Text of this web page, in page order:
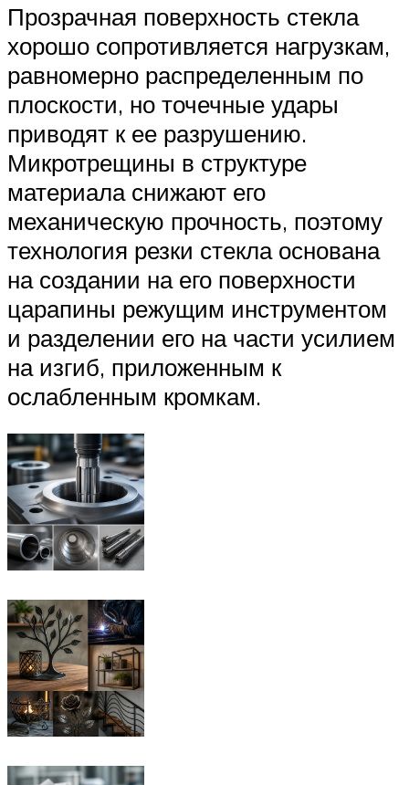
Прозрачная поверхность стекла
хорошо сопротивляется нагрузкам,
равномерно распределенным по
плоскости, но точечные удары
приводят к ее разрушению.
Микротрещины в структуре
материала снижают его
механическую прочность, поэтому
технология резки стекла основана
на создании на его поверхности
царапины режущим инструментом
и разделении его на части усилием
на изгиб, приложенным к
ослабленным кромкам.